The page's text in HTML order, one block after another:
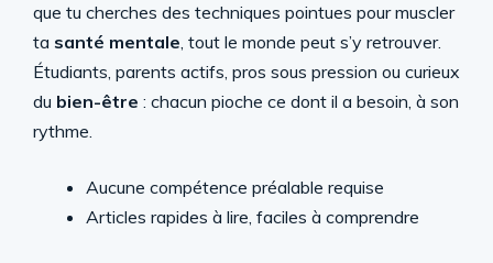
que tu cherches des techniques pointues pour muscler
ta santé mentale, tout le monde peut s’y retrouver.
Étudiants, parents actifs, pros sous pression ou curieux
du bien-être : chacun pioche ce dont il a besoin, à son
rythme.
Aucune compétence préalable requise
Articles rapides à lire, faciles à comprendre